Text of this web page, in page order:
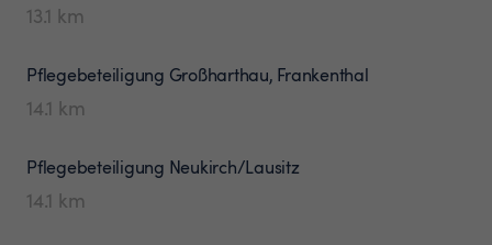
13.1 km
Pflegebeteiligung Großharthau, Frankenthal
14.1 km
Pflegebeteiligung Neukirch/Lausitz
14.1 km